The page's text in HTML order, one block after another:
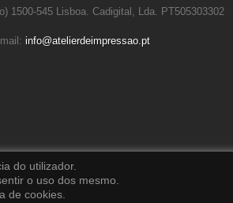
1500-545 Lisboa. Cadigital, Lda. PT505303302
info@atelierdeimpressao.pt
do utilizador.
o uso dos mesmo.
de cookies.